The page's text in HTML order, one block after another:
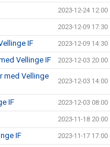
2023-12-24 12:00
2023-12-09 17:30
IF 2023-12-09 14:30
Vellinge IF 2023-12-03 20:00
med Vellinge
2023-12-03 14:00
IF 2023-12-03 08:00
2023-11-18 20:00
IF 2023-11-17 17:00